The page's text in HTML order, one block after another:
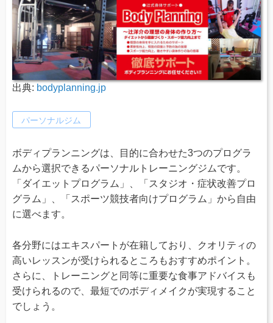
出典: bodyplanning.jp
パーソナルジム
ボディプランニングは、目的に合わせた3つのプログラ
ムから選択できるパーソナルトレーニングジムです。
「ダイエットプログラム」、「スタジオ・症状改善プロ
グラム」、「スポーツ競技者向けプログラム」から自由
に選べます。
各分野にはエキスパートが在籍しており、クオリティの
高いレッスンが受けられるところもおすすめポイント。
さらに、トレーニングと同等に重要な食事アドバイスも
受けられるので、最短でのボディメイクが実現すること
でしょう。